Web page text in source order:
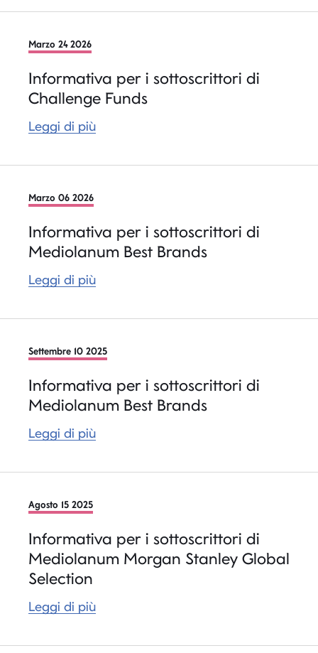
Marzo 24 2026
Informativa per i sottoscrittori di
Challenge Funds
Leggi di più
Marzo 06 2026
Informativa per i sottoscrittori di
Mediolanum Best Brands
Leggi di più
Settembre 10 2025
Informativa per i sottoscrittori di
Mediolanum Best Brands
Leggi di più
Agosto 15 2025
Informativa per i sottoscrittori di
Mediolanum Morgan Stanley Global
Selection
Leggi di più